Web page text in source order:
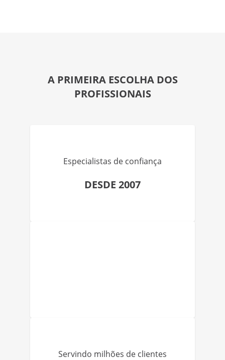
A PRIMEIRA ESCOLHA DOS
PROFISSIONAIS
Especialistas de confiança
DESDE 2007
Servindo milhões de clientes